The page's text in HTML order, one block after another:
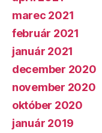
marec 2021
február 2021
január 2021
december 2020
november 2020
október 2020
január 2019